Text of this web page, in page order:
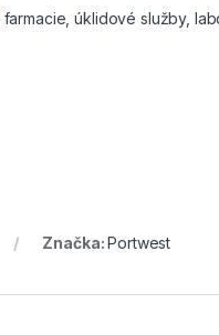
úklidové služby,
Značka:Portwest